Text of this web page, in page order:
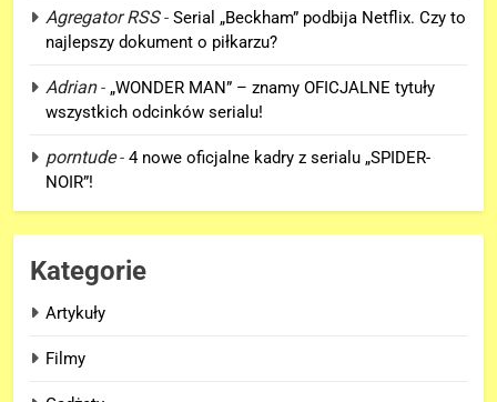
Agregator RSS- Serial „Beckham” podbija Netflix. Czy to
najlepszy dokument o piłkarzu?
Adrian- „WONDER MAN” – znamy OFICJALNE tytuły
wszystkich odcinków serialu!
porntude- 4 nowe oficjalne kadry z serialu „SPIDER-
NOIR”!
Kategorie
Artykuły
Filmy
FILMY
6
Nowe szczegoły o żonie
ważny wątek w „AVENGERS:
FILMY